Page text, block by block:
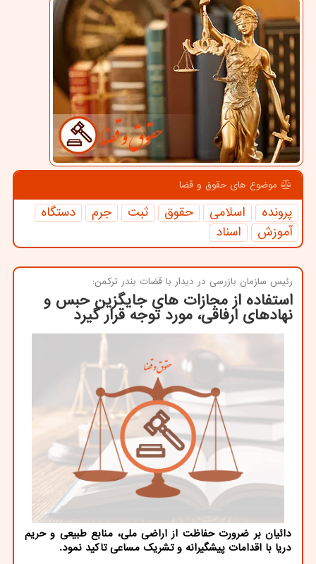
موضوع های حقوق و قضا
پرونده اسلامی حقوق ثبت جرم
دستگاه
آموزش
اسناد
رئیس سازمان بازرسی در دیدار با قضات بندر تركمن:
استفاده از مجازات های جایگزین حبس و
نهادهای ارفاقی، مورد توجه قرار گیرد
دائیان بر ضرورت حفاظت از اراضی ملی، منابع طبیعی و حریم
دریا با اقدامات پیشگیرانه و تشریک مساعی تاکید نمود.